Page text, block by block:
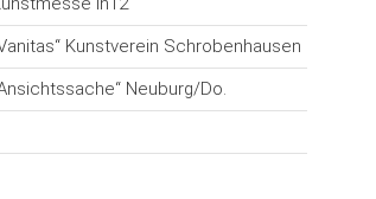
Kunstverein Schrobenhausen
Neuburg/Do.